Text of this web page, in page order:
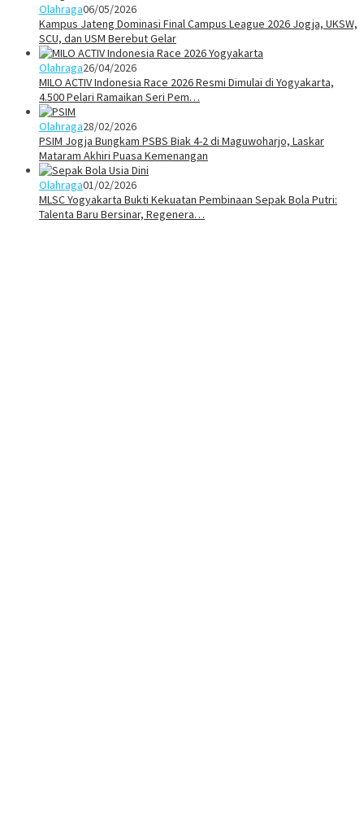
Olahraga06/05/2026
Kampus Jateng Dominasi Final Campus League 2026 Jogja, UKSW,
SCU, dan USM Berebut Gelar
Olahraga26/04/2026
MILO ACTIV Indonesia Race 2026 Resmi Dimulai di Yogyakarta,
4.500 Pelari Ramaikan Seri Pem…
Olahraga28/02/2026
PSIM Jogja Bungkam PSBS Biak 4-2 di Maguwoharjo, Laskar
Mataram Akhiri Puasa Kemenangan
Olahraga01/02/2026
MLSC Yogyakarta Bukti Kekuatan Pembinaan Sepak Bola Putri:
Talenta Baru Bersinar, Regenera…